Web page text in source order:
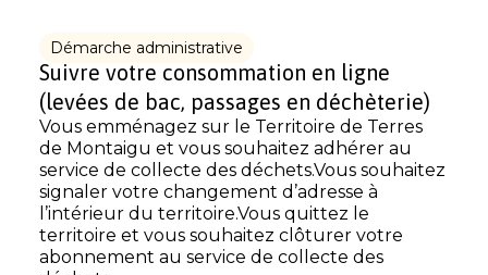
Démarche administrative
Suivre votre consommation en ligne
(levées de bac, passages en déchèterie)
Vous emménagez sur le Territoire de Terres
de Montaigu et vous souhaitez adhérer au
service de collecte des déchets.Vous souhaitez
signaler votre changement d’adresse à
l’intérieur du territoire.Vous quittez le
territoire et vous souhaitez clôturer votre
abonnement au service de collecte des